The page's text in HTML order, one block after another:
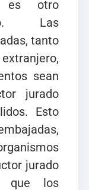
es otro
Las
tanto
sean
jurado
Esto
jurado
que los